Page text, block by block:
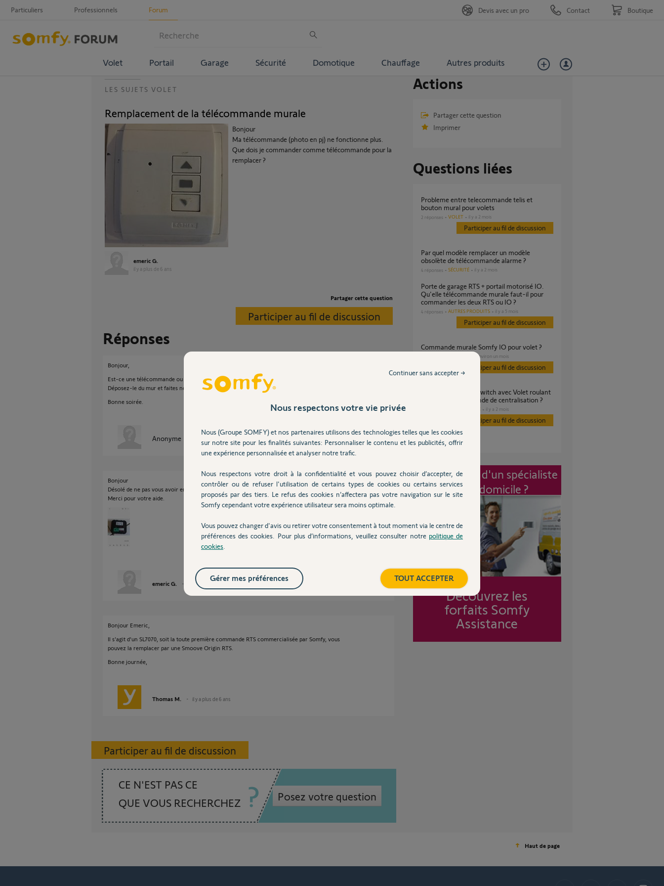
Particuliers Professionnels Forum
Volet Portail Garage Sécurité Domotique Chauffage Autres produits
Devis avec un pro Contact Boutique
LES SUJETS VOLET
Remplacement de la télécommande murale
Bonjour
Ma télécommande (photo en pj) ne fonctionne plus.
Que dois je commander comme télécommande pour la
remplacer ?
emeric G.
il y a plus de 6 ans
Partager cette question
Participer au fil de discussion
Réponses
Bonjour,
Est-ce une télécommande ou un inter inverseur ?
Déposez-le du mur et faites nous une photo.
Bonne soirée.
Anonyme
Bonjour
Désolé de ne pas vous avoir envoyé la photo avant.
Merci pour votre aide.
emeric G. il y a plus de 6 ans
Bonjour Emeric,
Il s'agit d'un SL7070, soit la toute première commande RTS commercialisée par Somfy, vous
pouvez la remplacer par une Smoove Origin RTS.
Bonne journée,
Thomas M. il y a plus de 6 ans
Participer au fil de discussion
CE N'EST PAS CE
QUE VOUS RECHERCHEZ
Posez votre question
Actions
Partager cette question
Imprimer
Questions liées
probleme entre telecommande telis et
bouton mural pour volets
2 réponses VOLET il y a 2 mois
Participer au fil de discussion
Par quel modèle remplacer un modèle
obsolète de télécommande alarme ?
4 réponses SÉCURITÉ il y a 2 mois
Porte de garage RTS + portail motorisé IO.
Qu'elle télécommande murale faut-il pour
commander les deux RTS ou IO ?
4 réponses AUTRES PRODUITS il y a 5 mois
Participer au fil de discussion
Commande murale Somfy IO pour volet ?
il y a environ un mois
Participer au fil de discussion
IO sans télécommande de centralisation ?
DOMOTIQUE il y a 2 mois
Participer au fil de discussion
Intervention d'un spécialiste
à mon domicile ?
Découvrez les
forfaits Somfy
Assistance
Haut de page
Nous respectons votre vie privée
Nous (Groupe SOMFY) et nos partenaires utilisons des technologies telles que les cookies
sur notre site pour les finalités suivantes: Personnaliser le contenu et les publicités, offrir
une expérience personnalisée et analyser notre trafic.
Nous respectons votre droit à la confidentialité et vous pouvez choisir d’accepter, de
contrôler ou de refuser l'utilisation de certains types de cookies ou certains services
proposés par des tiers. Le refus des cookies n’affectera pas votre navigation sur le site
Somfy cependant votre expérience utilisateur sera moins optimale.
Vous pouvez changer d'avis ou retirer votre consentement à tout moment via le centre de
préférences des cookies. Pour plus d’informations, veuillez consulter notre politique de
cookies
Continuer sans accepter →
TOUT ACCEPTER
Gérer mes préférences